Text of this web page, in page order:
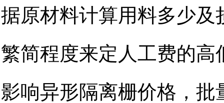
据原材料计算用料多少
繁简程度来定人工费的
影响异形隔离栅价格，